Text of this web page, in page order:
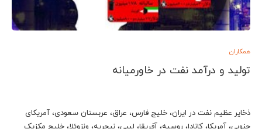
همکاران
تولید و درآمد نفت در خاورمیانه
ذخایر عظیم نفت در ایران، خلیج فارس، عراق، عربستان سعودی، آمریکای
جنوبی، آمریکا، کانادا، روسیه، آفریقا، لیبی، نیجریه، ونزوئلا، خلیج مکزیک